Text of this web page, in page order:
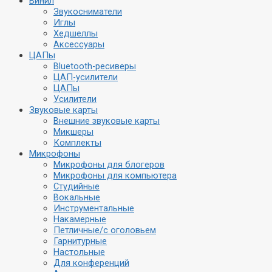
Звукосниматели
Иглы
Хедшеллы
Аксессуары
ЦАПы
Bluetooth-ресиверы
ЦАП-усилители
ЦАПы
Усилители
Звуковые карты
Внешние звуковые карты
Микшеры
Комплекты
Микрофоны
Микрофоны для блогеров
Микрофоны для компьютера
Студийные
Вокальные
Инструментальные
Накамерные
Петличные/с оголовьем
Гарнитурные
Настольные
Для конференций